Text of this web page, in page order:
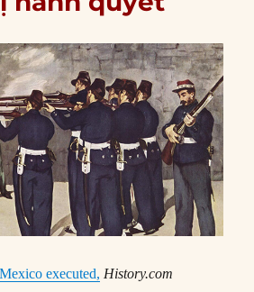
executed, History.com